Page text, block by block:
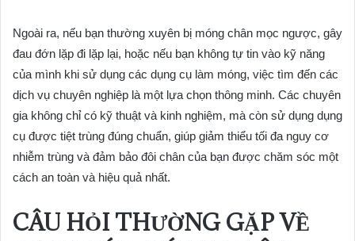
Ngoài ra, nếu bạn thường xuyên bị móng chân mọc ngược, gây
đau đớn lặp đi lặp lại, hoặc nếu bạn không tự tin vào kỹ năng
của mình khi sử dụng các dụng cụ làm móng, việc tìm đến các
dịch vụ chuyên nghiệp là một lựa chọn thông minh. Các chuyên
gia không chỉ có kỹ thuật và kinh nghiệm, mà còn sử dụng dụng
cụ được tiệt trùng đúng chuẩn, giúp giảm thiểu tối đa nguy cơ
nhiễm trùng và đảm bảo đôi chân của bạn được chăm sóc một
cách an toàn và hiệu quả nhất.
CÂU HỎI THƯỜNG GẶP VỀ